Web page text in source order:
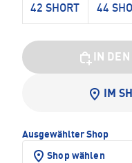
42 SHORT 44
IN
IM
Ausgewählter Shop
Shop wählen